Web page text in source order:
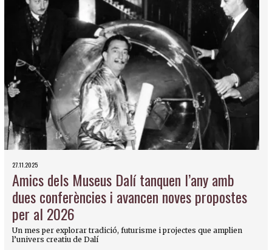
27.11.2025
Amics dels Museus Dalí tanquen l’any amb
dues conferències i avancen noves propostes
per al 2026
Un mes per explorar tradició, futurisme i projectes que amplien
l’univers creatiu de Dalí